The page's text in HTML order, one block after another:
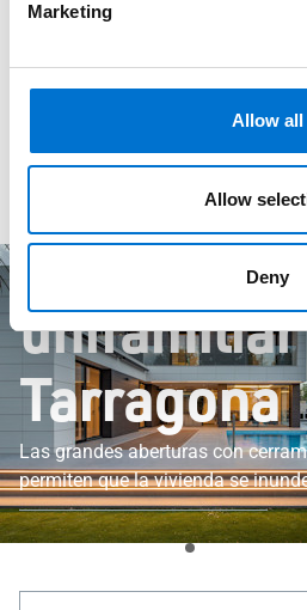
Marketing
Allow all
Allow
Deny
Vivienda
Vivienda
unifamiliar
Tarragona
Las grandes aberturas con
permiten que la vivienda se